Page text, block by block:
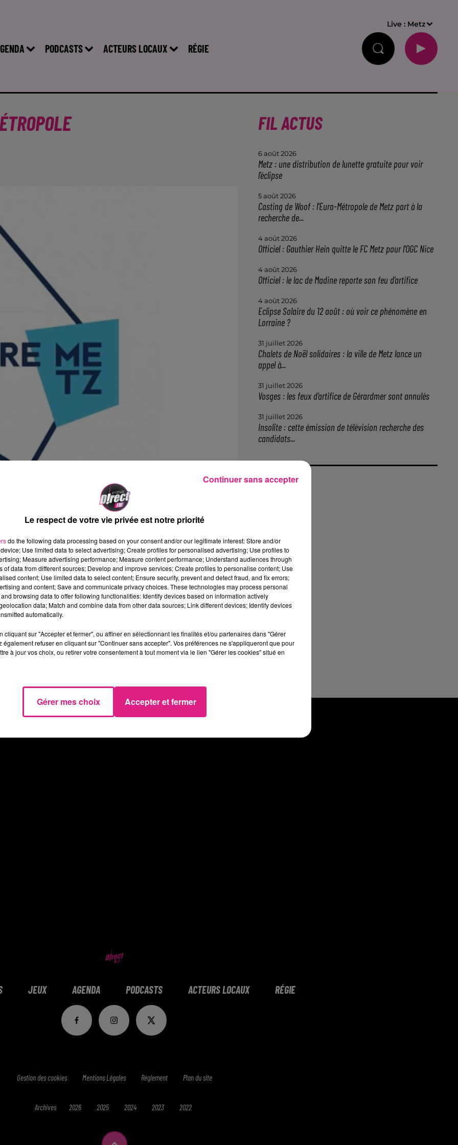
PODCASTS ACTEURS LOCAUX RÉGIE
Live : Metz
Nationale s'est prononc�e pour la cr�ation de
lecture du projet de loi � Statut de Paris et
la cr�ation de sept nouvelles m�tropoles, dont Metz.
Nancy.Elles seront bient�t 22.�
lui permet d'occuper une place strat�gique au
lourd au sein de cette grande r�gion. La loi doit �tre
� d�terminer
Luc Bohl, rencontrera les 43 autres Maires de la
et r�unira en janvier le Conseil de Communaut�, tout
la Moselle, la R�gion Grand Est mais �galement les
FIL ACTUS
6 août 2026
Metz : une distribution de lunette gratuite pour voir
l’éclipse
5 août 2026
Casting de Woof : l'Euro-Métropole de Metz part à la
recherche de...
4 août 2026
Officiel : Gauthier Hein quitte le FC Metz pour l'OGC Nice
4 août 2026
Officiel : le lac de Madine reporte son feu d’artifice
4 août 2026
Eclipse Solaire du 12 août : où voir ce phénomène en
Lorraine ?
31 juillet 2026
Chalets de Noël solidaires : la ville de Metz lance un
appel à...
31 juillet 2026
Vosges : les feux d’artifice de Gérardmer sont annulés
31 juillet 2026
Insolite : cette émission de télévision recherche des
candidats...
JEUX AGENDA PODCASTS ACTEURS LOCAUX RÉGIE
Gestion des cookies Mentions Légales Réglement Plan du site
Archives 2026 2025 2024 2023 2022
Le respect de votre vie privée est notre priorité
do the following data processing based on your consent and/or our legitimate interest: Store and/or
Use limited data to select advertising; Create profiles for personalised advertising; Use profiles to
Measure advertising performance; Measure content performance; Understand audiences through
of data from different sources; Develop and improve services; Create profiles to personalise content; Use
content; Use limited data to select content; Ensure security, prevent and detect fraud, and fix errors;
and content; Save and communicate privacy choices. These technologies may process personal
browsing data to offer following functionalities: Identify devices based on information actively
data; Match and combine data from other data sources; Link different devices; Identify devices
automatically.
cliquant sur "Accepter et fermer", ou affiner en sélectionnant les finalités et/ou partenaires dans "Gérer
également refuser en cliquant sur "Continuer sans accepter". Vos préférences ne s'appliqueront que pour
à jour vos choix, ou retirer votre consentement à tout moment via le lien "Gérer les cookies" situé en
Gérer mes choix Accepter et fermer
Continuer sans accepter